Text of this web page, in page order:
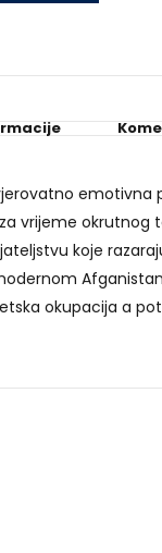
emotivna
vrijeme okrutnog
koje
okupacija a